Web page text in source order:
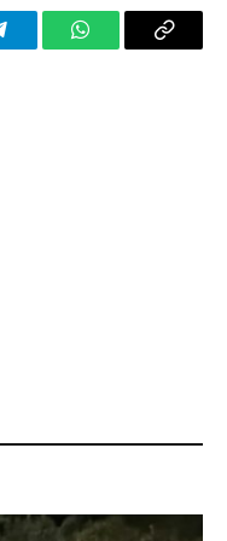
WhatsAppCopy